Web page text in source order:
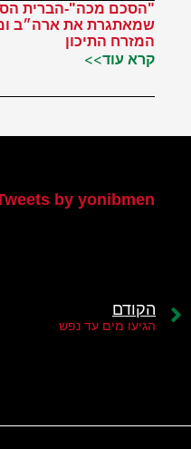
"הסכם מכה"-הברית
שמאתגרת את ארה״ב
המזרח התיכון
קרא עוד>>
by yonibmen
הקודם
הגיעו מים עד נפש